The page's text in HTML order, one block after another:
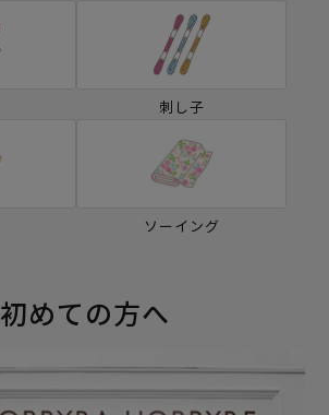
刺し子
ソーイング
初めての方へ